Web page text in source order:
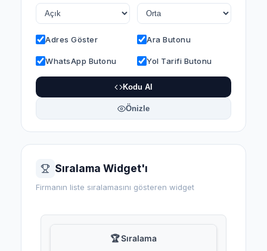
Adres Göster Ara Butonu
WhatsApp Butonu Yol Tarifi Butonu
Kodu Al
Önizle
Sıralama Widget'ı
Firmanın liste sıralamasını gösteren widget
🏆 Sıralama